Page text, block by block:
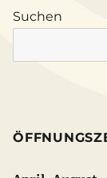
Suchen